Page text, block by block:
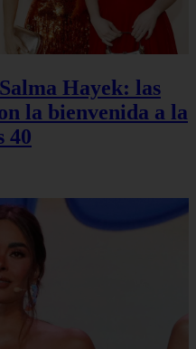
Hayek: las
la bienvenida a la
40